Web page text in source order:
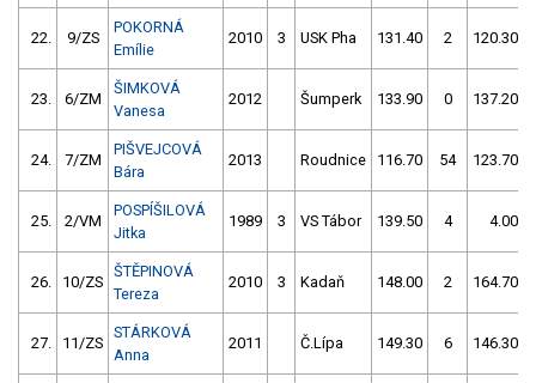
22. 9/ZS
POKORNÁ
Emílie
2010 3 USK Pha 131.40 2 120.30
23. 6/ZM
ŠIMKOVÁ
Vanesa
2012 Šumperk 133.90 0 137.20
24. 7/ZM
PIŠVEJCOVÁ
Bára
2013 Roudnice 116.70 54 123.70
25. 2/VM
POSPÍŠILOVÁ
Jitka
1989 3 VS Tábor 139.50 4 4.00
26. 10/ZS
ŠTĚPINOVÁ
Tereza
2010 3 Kadaň 148.00 2 164.70
27. 11/ZS
STÁRKOVÁ
Anna
2011 Č.Lípa 149.30 6 146.30